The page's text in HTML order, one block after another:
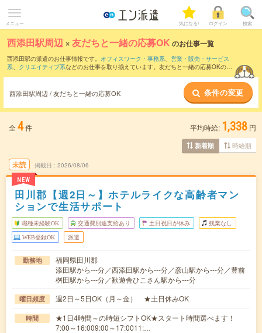
メニュー 気になる! ログイン 検索
西添田駅周辺 ×友だちと一緒の応募OK のお仕事一覧
西添田駅の派遣のお仕事情報です。 オフィスワーク・事務系、 営業・販売・サービス
系、 クリエイティブ系などのお仕事を取り揃えています。友だちと一緒の応募OKの条
西添田駅周辺 / 友だちと一緒の応募OK 条件の変更
全 4件 平均時給: 1,338 円
新着順 時給順
未読
NEW
掲載日 2026/08/06
田川郡【週2日～】ホテルライクな高齢者マン
ションで生活サポート
職種未経験OK 交通費別途支給あり 土日祝日が休み 残業なし
WEB登録OK 派遣
勤務地
福岡県田川郡
添田駅から---分／西添田駅から---分／彦山駅から---分／豊前
桝田駅から---分／歓遊舎ひこさん駅から---分
曜日頻度 週2日～5日OK（月～金） ★土日休みOK
時間
★1日4時間～の時短シフトOK★スタート時間選べます！
7:00～16:009:00～17:0011:…